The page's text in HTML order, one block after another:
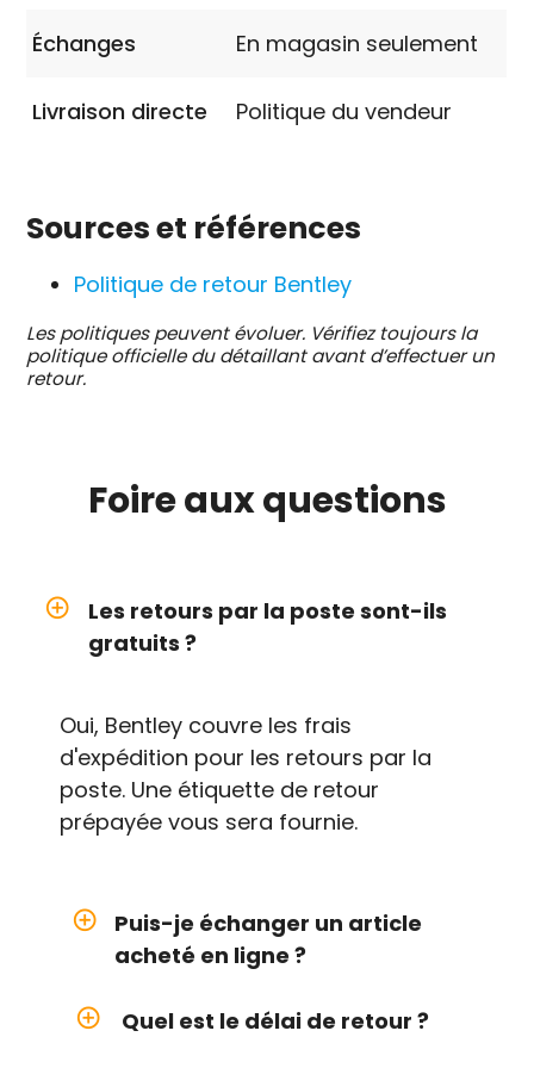
Échanges En magasin seulement
Livraison directe Politique du vendeur
Sources et références
Politique de retour Bentley
Les politiques peuvent évoluer. Vérifiez toujours la
politique officielle du détaillant avant d’effectuer un
retour.
Foire auxquestions
add_circle_outline
Les retours par la poste sont-ils
gratuits ?
Oui, Bentley couvre les frais
d'expédition pour les retours par la
poste. Une étiquette de retour
prépayée vous sera fournie.
add_circle_outline
Puis-je échanger un article
acheté en ligne ?
add_circle_outline Quel est le délai de retour ?